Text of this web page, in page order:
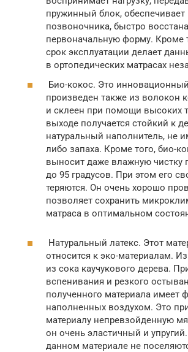
пружинный блок, обеспечивает
позвоночника, быстро
первоначальную форму. Кроме
срок эксплуатации делает
в ортопедических матрасах
Био-кокос. Это
произведен также из волокон
и склеен при помощи высоких
выходе получается стойкий к
натуральный наполнитель, не
либо запаха. Кроме того, био-
выносит даже влажную чистку
до 95 градусов. При этом его
теряются. Он очень хорошо
позволяет сохранить
матраса в оптимальном
Натуральный латекс. Этот
относится к эко-материалам.
из сока каучукового дерева.
вспенивания и резкого
полученного материала имеет
наполненных воздухом. Это
материалу непревзойденную
он очень эластичный и
данном материале не